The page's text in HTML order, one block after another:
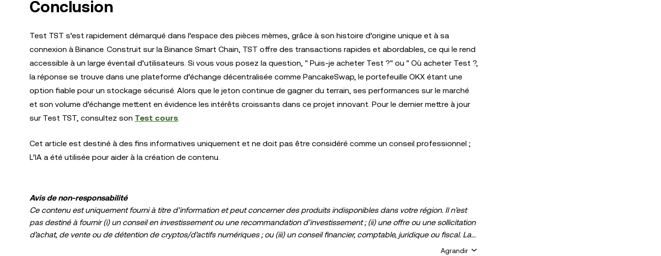
Conclusion
Test TST s’est rapidement démarqué dans l’espace des pièces mèmes, grâce à son histoire d’origine unique et à sa
connexion à Binance. Construit sur la Binance Smart Chain, TST offre des transactions rapides et abordables, ce qui le rend
accessible à un large éventail d’utilisateurs. Si vous vous posez la question, " Puis-je acheter Test ?" ou " Où acheter Test ?,
la réponse se trouve dans une plateforme d’échange décentralisée comme PancakeSwap, le portefeuille OKX étant une
option fiable pour un stockage sécurisé. Alors que le jeton continue de gagner du terrain, ses performances sur le marché
et son volume d’échange mettent en évidence les intérêts croissants dans ce projet innovant. Pour le dernier mettre à jour
sur Test TST, consultez son Test cours.
Cet article est destiné à des fins informatives uniquement et ne doit pas être considéré comme un conseil professionnel ;
L’IA a été utilisée pour aider à la création de contenu.
Avis de non-responsabilité
Ce contenu est uniquement fourni à titre d’information et peut concerner des produits indisponibles dans votre région. Il n’est
pas destiné à fournir (i) un conseil en investissement ou une recommandation d’investissement ; (ii) une offre ou une sollicitation
d’achat, de vente ou de détention de cryptos/d’actifs numériques ; ou (iii) un conseil financier, comptable, juridique ou fiscal. La
détention d’actifs numérique/de crypto, y compris les stablecoins comporte un degré élevé de risque, et ces derniers peuvent
Agrandir